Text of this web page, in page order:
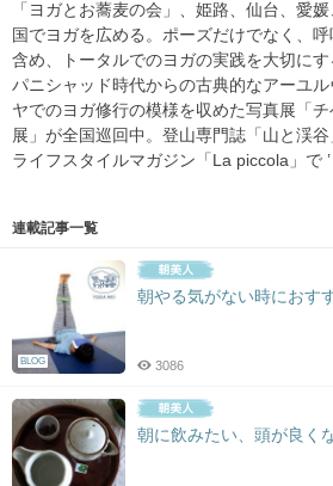
「ヨガとお蕎麦の会」、姫路、仙台、愛
国でヨガを広める。ポーズだけでなく、
含め、トータルでのヨガの実践を大切に
パニシャッド時代からの古典的なアーユ
ヤでのヨガ修行の模様を収めた写真展「
展」が全国巡回中。登山専門誌「山と渓谷
ライフスタイルマガジン「La piccola」で ’
連載記事一覧
BLOG
朝やる気がない時におす
3086
朝に飲みたい、頭が良く